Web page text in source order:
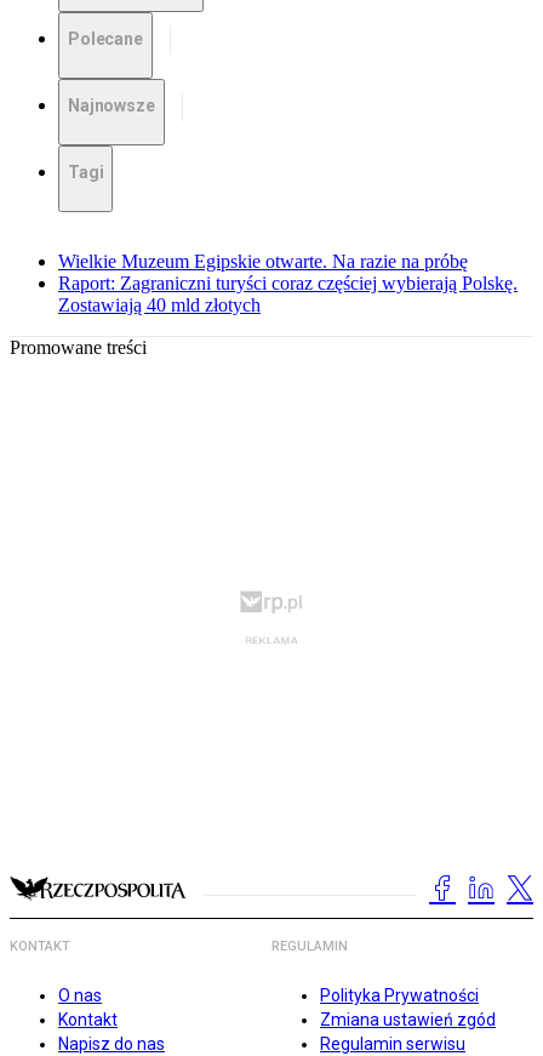
Polecane
Najnowsze
Tagi
Wielkie Muzeum Egipskie otwarte. Na razie na próbę
Raport: Zagraniczni turyści coraz częściej wybierają Polskę.
Zostawiają 40 mld złotych
Promowane treści
KONTAKT
O nas
Kontakt
Napisz do nas
REGULAMIN
Polityka Prywatności
Zmiana ustawień zgód
Regulamin serwisu